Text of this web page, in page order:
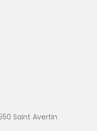
Saint Avertin